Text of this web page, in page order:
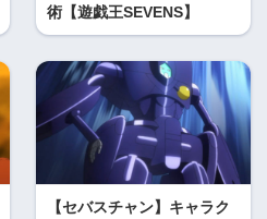
術【遊戯王SEVENS】
【セバスチャン】キャラク